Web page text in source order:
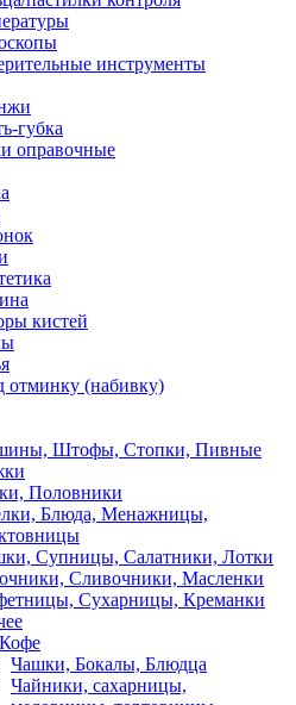
инструменты
губка
оправочные
кистей
отминку (набивку)
Штофы, Стопки, Пивные
Половники
Блюда, Менажницы,
Супницы, Салатники, Лотки
Сливочники, Масленки
Сухарницы, Креманки
Чашки, Бокалы, Блюдца
Чайники, сахарницы,